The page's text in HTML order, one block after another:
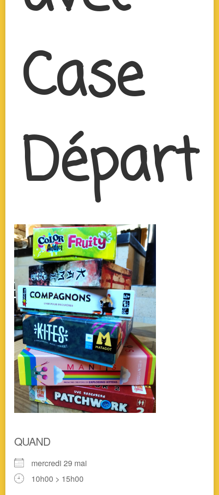
Case
Départ
QUAND
mercredi 29 mai
10h00 > 15h00